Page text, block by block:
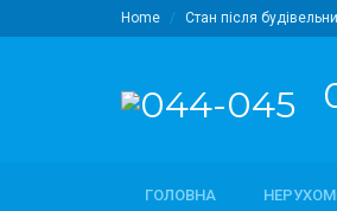
Home Стан після
ГОЛОВНА